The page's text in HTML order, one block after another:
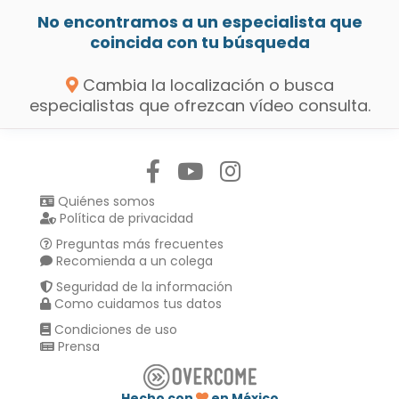
No encontramos a un especialista que
coincida con tu búsqueda
Cambia la localización o busca
especialistas que ofrezcan vídeo consulta.
Quiénes somos
Política de privacidad
Preguntas más frecuentes
Recomienda a un colega
Seguridad de la información
Como cuidamos tus datos
Condiciones de uso
Prensa